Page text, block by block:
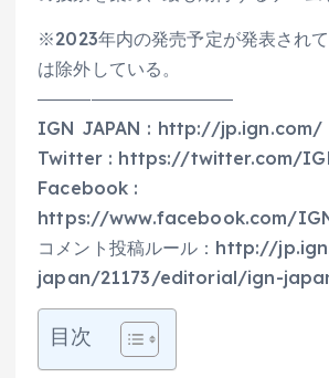
※2023年内の発売予定が発表され
は除外している。
―――――――――――
IGN JAPAN : http://jp.ign.com/
Twitter : https://twitter.com/
Facebook :
https://www.facebook.com/
コメント投稿ルール：http://
japan/21173/editorial/ign-
目次